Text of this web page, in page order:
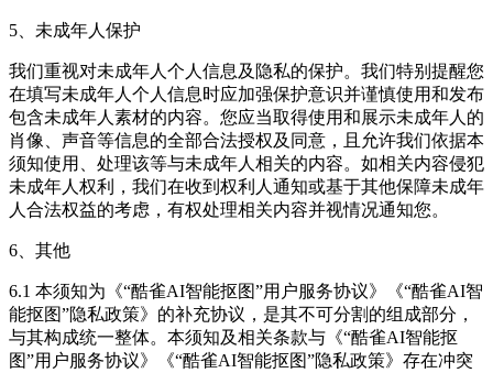
5、未成年人保护
我们重视对未成年人个人信息及隐私的保护。我们特别提醒您
在填写未成年人个人信息时应加强保护意识并谨慎使用和发布
包含未成年人素材的内容。您应当取得使用和展示未成年人的
肖像、声音等信息的全部合法授权及同意，且允许我们依据本
须知使用、处理该等与未成年人相关的内容。如相关内容侵犯
未成年人权利，我们在收到权利人通知或基于其他保障未成年
人合法权益的考虑，有权处理相关内容并视情况通知您。
6、其他
6.1 本须知为《“酷雀AI智能抠图”用户服务协议》《“酷雀AI智
能抠图”隐私政策》的补充协议，是其不可分割的组成部分，
与其构成统一整体。本须知及相关条款与《“酷雀AI智能抠
图”用户服务协议》《“酷雀AI智能抠图”隐私政策》存在冲突